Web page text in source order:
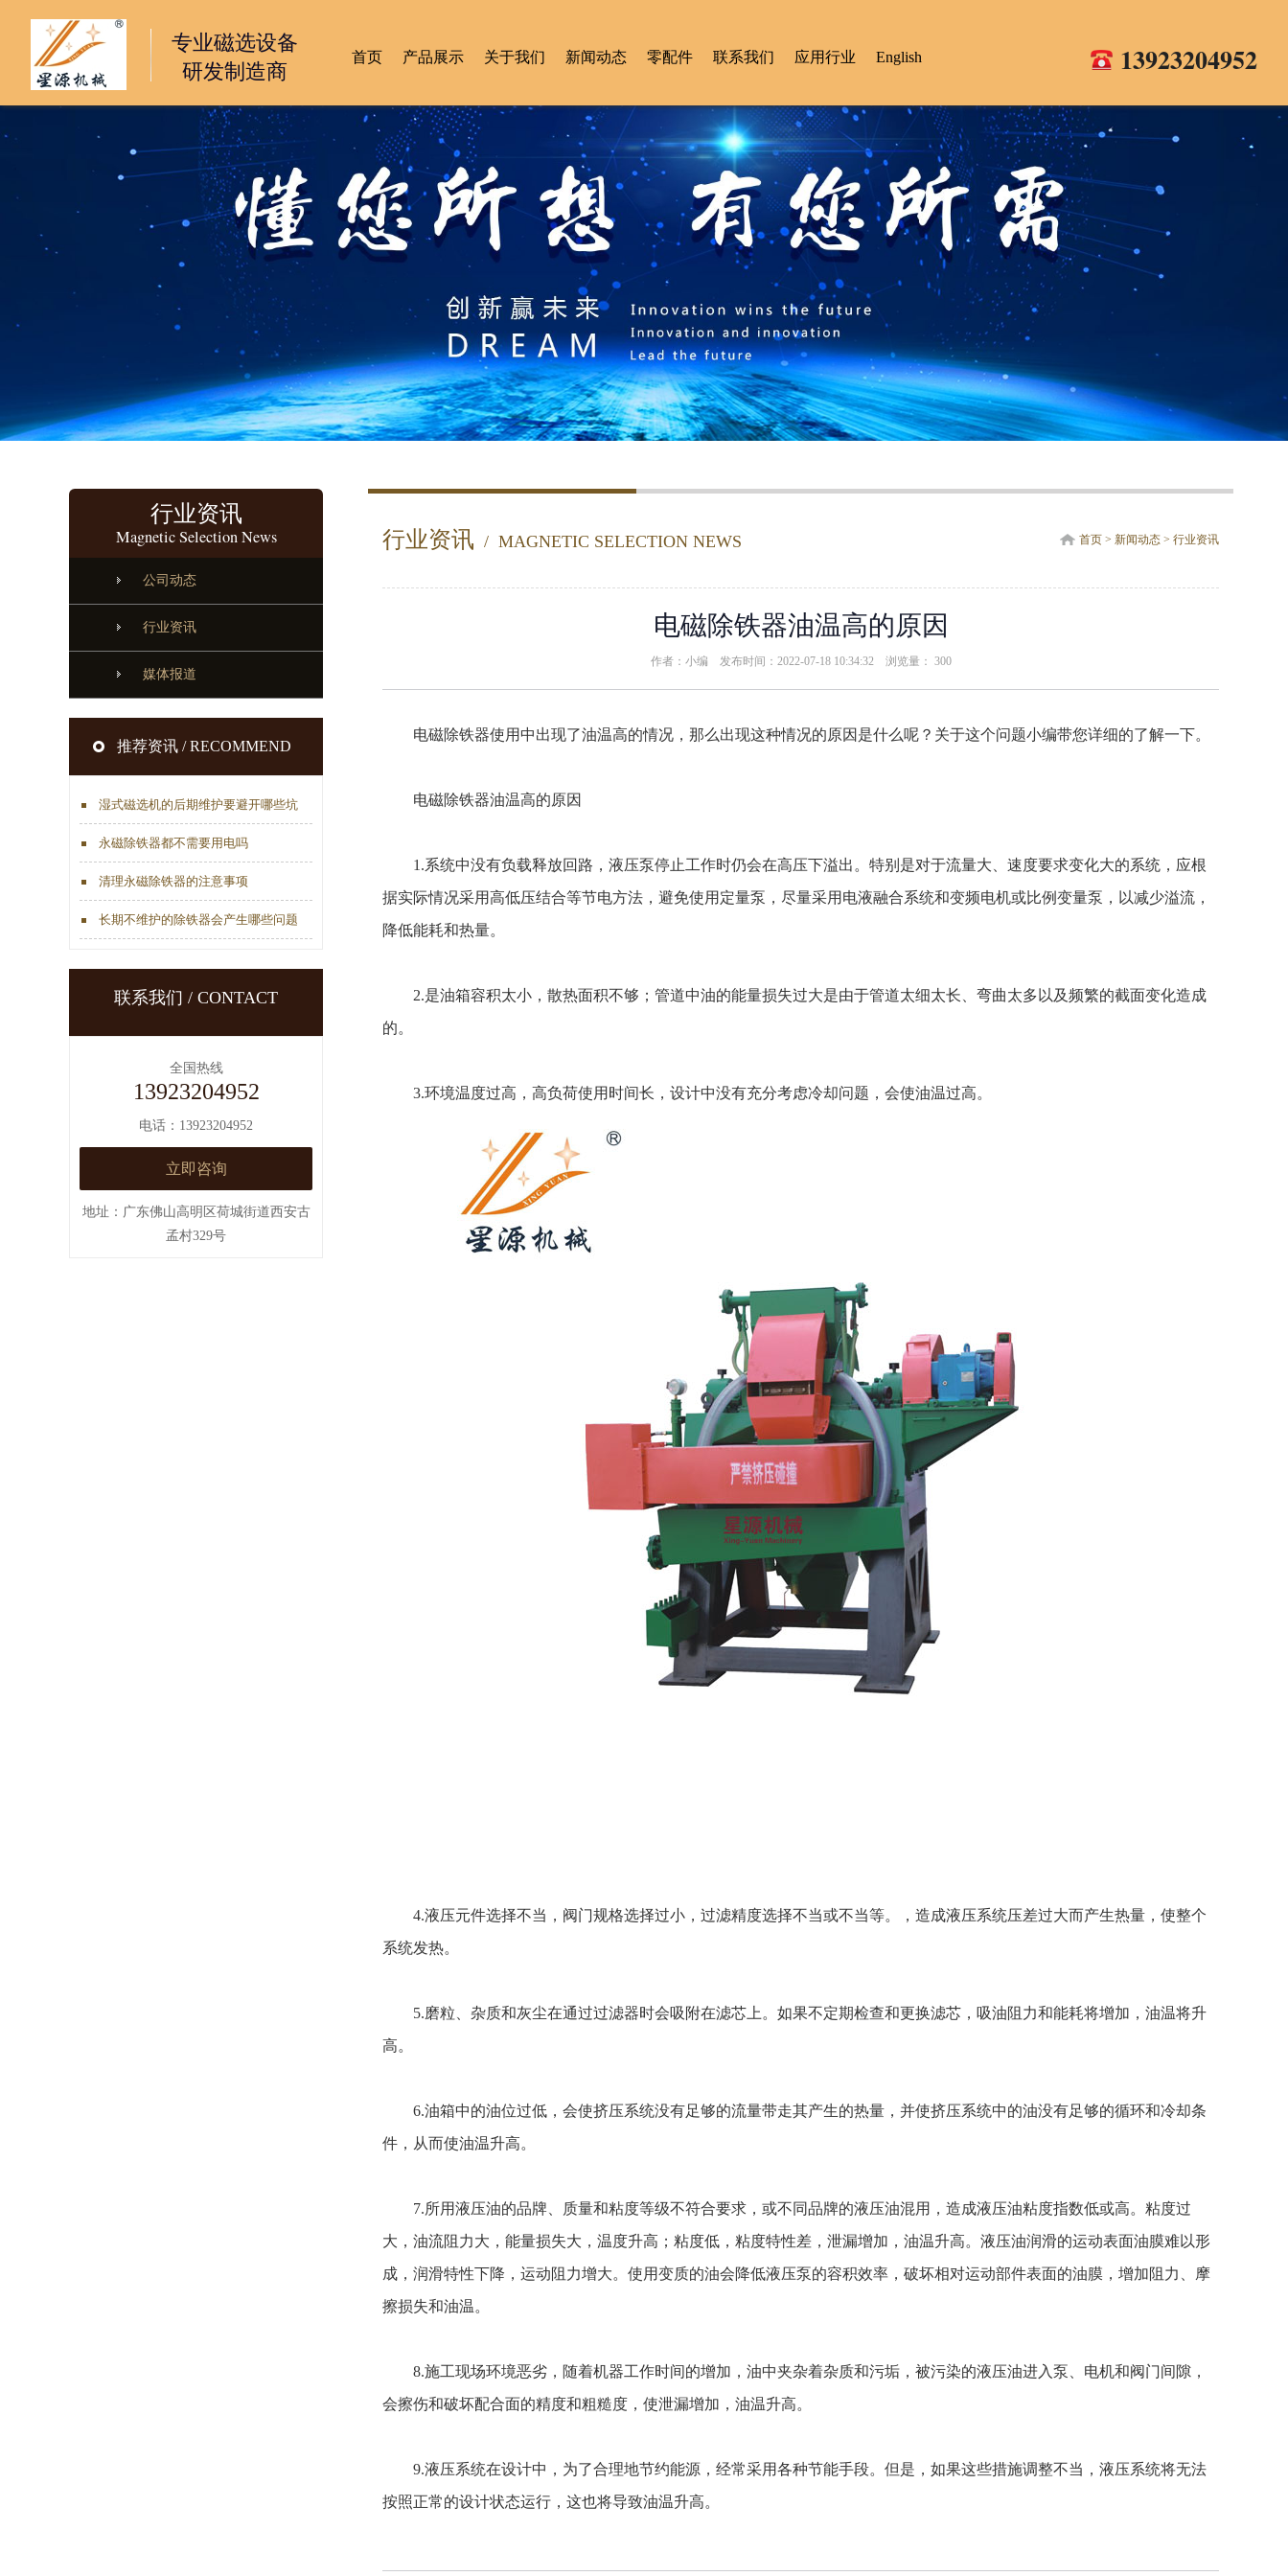
专业磁选设备
研发制造商
首页 产品展示 关于我们 新闻动态 零配件 联系我们 应用行业 English 13923204952
行业资讯
Magnetic Selection News
公司动态
行业资讯
媒体报道
推荐资讯 / RECOMMEND
湿式磁选机的后期维护要避开哪些坑
永磁除铁器都不需要用电吗
清理永磁除铁器的注意事项
长期不维护的除铁器会产生哪些问题
联系我们 / CONTACT
全国热线
13923204952
电话：13923204952
立即咨询
地址：广东佛山高明区荷城街道西安古
孟村329号
首页 > 新闻动态 > 行业资讯
行业资讯 / MAGNETIC SELECTION NEWS
电磁除铁器油温高的原因
作者：小编 发布时间：2022-07-18 10:34:32 浏览量： 300
电磁除铁器使用中出现了油温高的情况，那么出现这种情况的原因是什么呢？关于这个问题小编带您详细的了解一下。
电磁除铁器油温高的原因
1.系统中没有负载释放回路，液压泵停止工作时仍会在高压下溢出。特别是对于流量大、速度要求变化大的系统，应根
据实际情况采用高低压结合等节电方法，避免使用定量泵，尽量采用电液融合系统和变频电机或比例变量泵，以减少溢流，
降低能耗和热量。
2.是油箱容积太小，散热面积不够；管道中油的能量损失过大是由于管道太细太长、弯曲太多以及频繁的截面变化造成
的。
3.环境温度过高，高负荷使用时间长，设计中没有充分考虑冷却问题，会使油温过高。
4.液压元件选择不当，阀门规格选择过小，过滤精度选择不当或不当等。，造成液压系统压差过大而产生热量，使整个
系统发热。
5.磨粒、杂质和灰尘在通过过滤器时会吸附在滤芯上。如果不定期检查和更换滤芯，吸油阻力和能耗将增加，油温将升
高。
6.油箱中的油位过低，会使挤压系统没有足够的流量带走其产生的热量，并使挤压系统中的油没有足够的循环和冷却条
件，从而使油温升高。
7.所用液压油的品牌、质量和粘度等级不符合要求，或不同品牌的液压油混用，造成液压油粘度指数低或高。粘度过
大，油流阻力大，能量损失大，温度升高；粘度低，粘度特性差，泄漏增加，油温升高。液压油润滑的运动表面油膜难以形
成，润滑特性下降，运动阻力增大。使用变质的油会降低液压泵的容积效率，破坏相对运动部件表面的油膜，增加阻力、摩
擦损失和油温。
8.施工现场环境恶劣，随着机器工作时间的增加，油中夹杂着杂质和污垢，被污染的液压油进入泵、电机和阀门间隙，
会擦伤和破坏配合面的精度和粗糙度，使泄漏增加，油温升高。
9.液压系统在设计中，为了合理地节约能源，经常采用各种节能手段。但是，如果这些措施调整不当，液压系统将无法
按照正常的设计状态运行，这也将导致油温升高。